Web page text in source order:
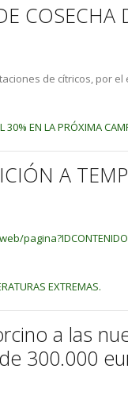
de cítricos,
30% EN LA PRÓXIMA
A
EXTREMAS.
a las
300.000